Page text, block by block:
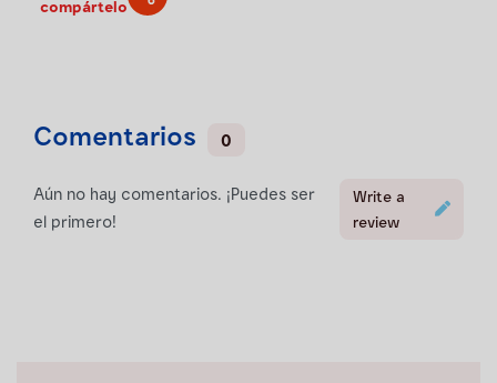
compártelo
Comentarios 0
Aún no hay comentarios. ¡Puedes ser
el primero!
Write a
review